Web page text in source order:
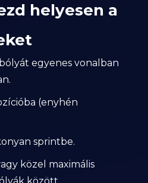
helyesen a
egyenes vonalban
(enyhén
sprintbe.
közel maximális